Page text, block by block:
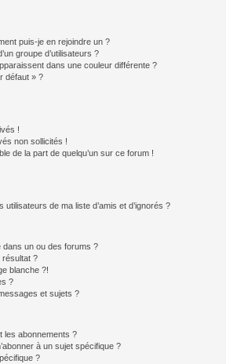
puis-je en rejoindre un ?
groupe d’utilisateurs ?
dans une couleur différente ?
défaut » ?
!
non sollicités !
de la part de quelqu’un sur ce forum !
de ma liste d’amis et d’ignorés ?
un ou des forums ?
résultat ?
blanche ?!
?
et sujets ?
les abonnements ?
à un sujet spécifique ?
?